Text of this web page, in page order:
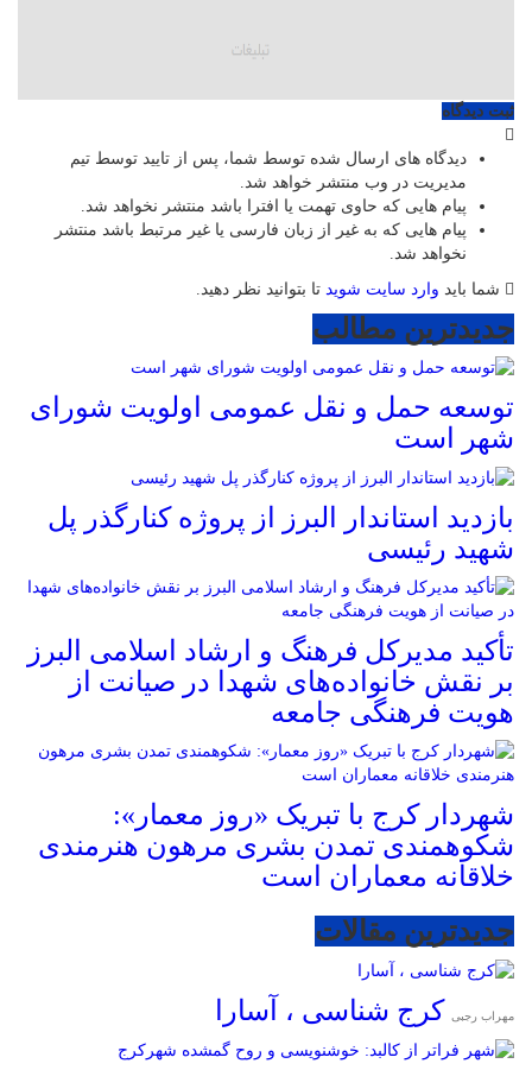
ثبت دیدگاه
دیدگاه های ارسال شده توسط شما، پس از تایید توسط تیم
مدیریت در وب منتشر خواهد شد.
پیام هایی که حاوی تهمت یا افترا باشد منتشر نخواهد شد.
پیام هایی که به غیر از زبان فارسی یا غیر مرتبط باشد منتشر
نخواهد شد.
شما باید وارد سایت شوید تا بتوانید نظر دهید.
جدیدترین مطالب
توسعه حمل و نقل عمومی اولویت شورای
شهر است
بازدید استاندار البرز از پروژه کنارگذر پل
شهید رئیسی
تأکید مدیرکل فرهنگ و ارشاد اسلامی البرز
بر نقش خانواده‌های شهدا در صیانت از
هویت فرهنگی جامعه
شهردار کرج با تبریک «روز معمار»:
شکوهمندی تمدن بشری مرهون هنرمندی
خلاقانه معماران است
جدیدترین مقالات
مهراب رجبی کرج شناسی ، آسارا